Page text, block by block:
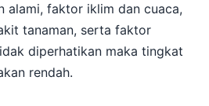
alami, faktor iklim dan cuaca,
tanaman, serta faktor
diperhatikan maka tingkat
rendah.